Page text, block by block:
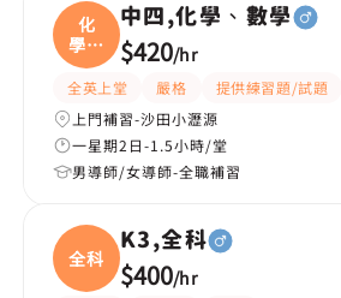
化
學、
數學
中四,化學、數學
$420/hr
全英上堂 嚴格
提供練習題/試題
上門補習-沙田小瀝源
一星期2日-1.5小時/堂
男導師/女導師-全職補習
全科
K3,全科
$400/hr